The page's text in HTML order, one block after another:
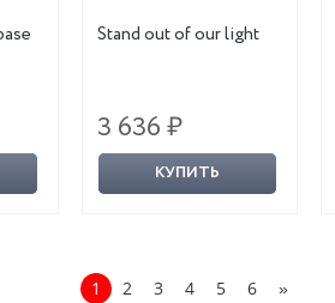
Stand out of our light
3 636 ₽
КУПИТЬ
1 2 3 4 5 6 »